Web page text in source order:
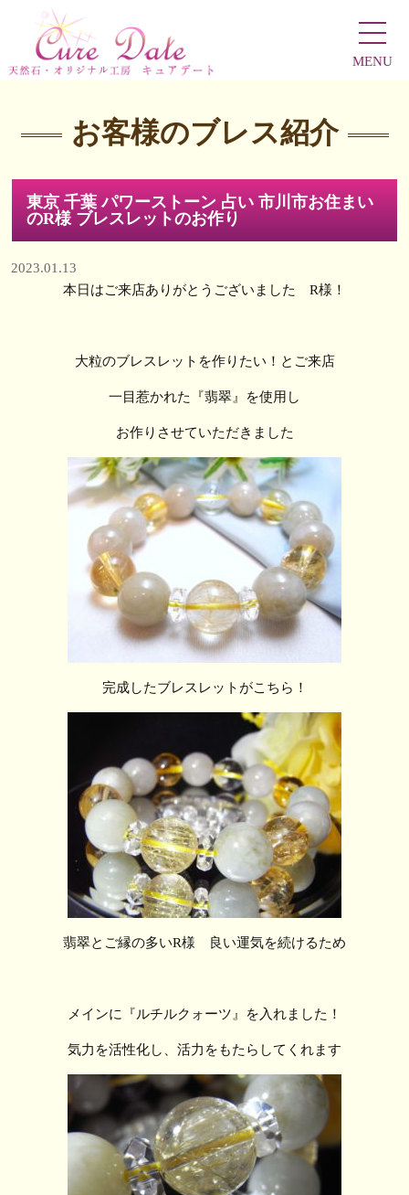
MENU
お客様のブレス紹介
東京 千葉 パワーストーン 占い 市川市お住まい
のR様 ブレスレットのお作り
2023.01.13
本日はご来店ありがとうございました R様！
大粒のブレスレットを作りたい！とご来店
一目惹かれた『翡翠』を使用し
お作りさせていただきました
完成したブレスレットがこちら！
翡翠とご縁の多いR様 良い運気を続けるため
メインに『ルチルクォーツ』を入れました！
気力を活性化し、活力をもたらしてくれます